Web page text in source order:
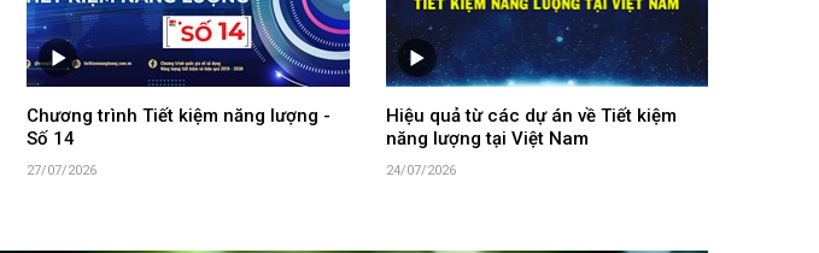
Chương trình Tiết kiệm năng lượng -
Số 14
27/07/2026
Hiệu quả từ các dự án về Tiết kiệm
năng lượng tại Việt Nam
24/07/2026